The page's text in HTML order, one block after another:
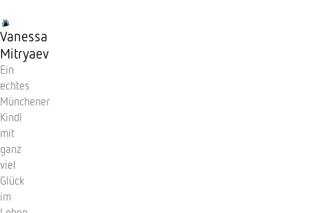
Vanessa
Mitryaev
Ein
echtes
Münchener
Kindl
mit
ganz
viel
Glück
im